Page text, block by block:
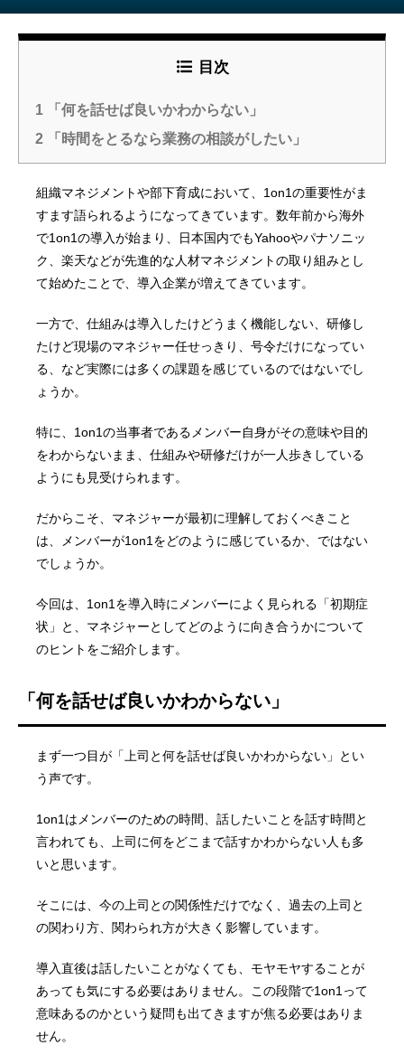
目次
1「何を話せば良いかわからない」
2「時間をとるなら業務の相談がしたい」
組織マネジメントや部下育成において、1on1の重要性がま
すます語られるようになってきています。数年前から海外
で1on1の導入が始まり、日本国内でもYahooやパナソニッ
ク、楽天などが先進的な人材マネジメントの取り組みとし
て始めたことで、導入企業が増えてきています。
一方で、仕組みは導入したけどうまく機能しない、研修し
たけど現場のマネジャー任せっきり、号令だけになってい
る、など実際には多くの課題を感じているのではないでし
ょうか。
特に、1on1の当事者であるメンバー自身がその意味や目的
をわからないまま、仕組みや研修だけが一人歩きしている
ようにも見受けられます。
だからこそ、マネジャーが最初に理解しておくべきこと
は、メンバーが1on1をどのように感じているか、ではない
でしょうか。
今回は、1on1を導入時にメンバーによく見られる「初期症
状」と、マネジャーとしてどのように向き合うかについて
のヒントをご紹介します。
「何を話せば良いかわからない」
まず一つ目が「上司と何を話せば良いかわからない」とい
う声です。
1on1はメンバーのための時間、話したいことを話す時間と
言われても、上司に何をどこまで話すかわからない人も多
いと思います。
そこには、今の上司との関係性だけでなく、過去の上司と
の関わり方、関わられ方が大きく影響しています。
導入直後は話したいことがなくても、モヤモヤすることが
あっても気にする必要はありません。この段階で1on1って
意味あるのかという疑問も出てきますが焦る必要はありま
せん。